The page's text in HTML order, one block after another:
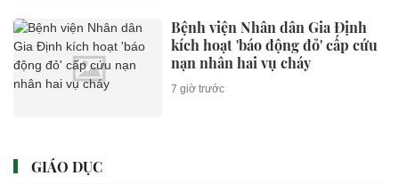
Bệnh viện Nhân dân Gia Định
kích hoạt 'báo động đỏ' cấp cứu
nạn nhân hai vụ cháy
7 giờ trước
GIÁO DỤC